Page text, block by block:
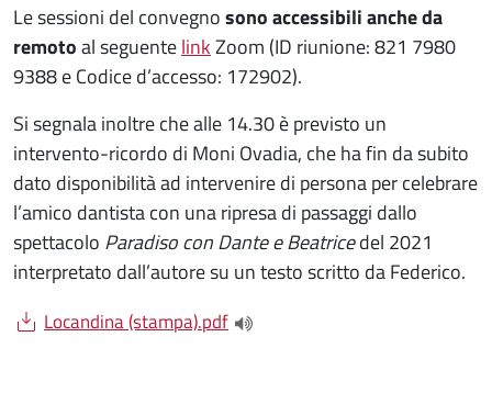
Le sessioni del convegnosono accessibili anche da
remotoal seguentelink​Zoom (ID riunione: 821 7980
9388 e Codice d’accesso: 172902).
Si segnala inoltre che alle 14.30 è previsto un
intervento-ricordo di Moni Ovadia, che ha fin da subito
dato disponibilità ad intervenire di persona per celebrare
l’amico dantista con una ripresa di passaggi dallo
spettacolo Paradiso con Dante e Beatricedel 2021
interpretato dall’autore su un testo scritto da Federico.
Document
Locandina (stampa).pdf